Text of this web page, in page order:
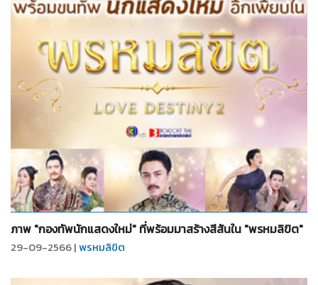
จำนวน6รูป
ภาพ "กองทัพนักแสดงใหม่" ที่พร้อมมาสร้างสีสันใน "พรหมลิขิต"
29-09-2566 |พรหมลิขิต